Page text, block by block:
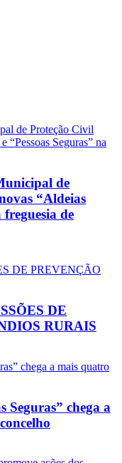
de
“Aldeias
freguesia de
DE
RURAIS
Seguras” chega a